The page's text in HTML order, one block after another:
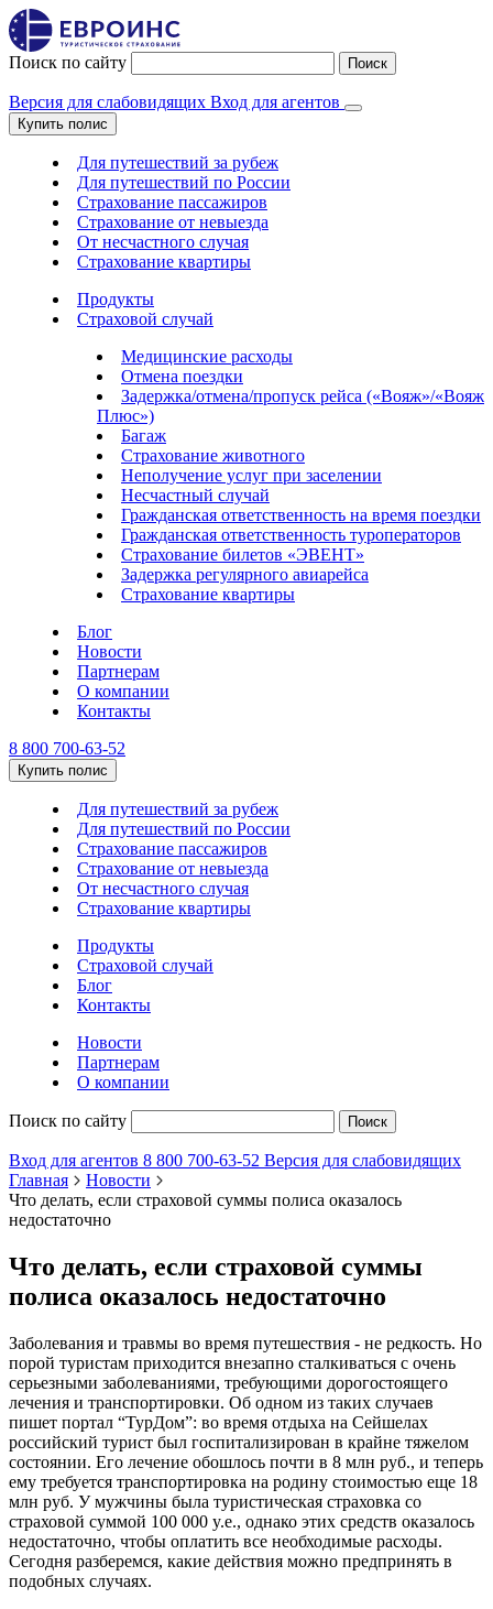
Поиск по сайту Поиск
Версия для слабовидящих Вход для агентов
Купить полис
Для путешествий за рубеж
Для путешествий по России
Страхование пассажиров
Страхование от невыезда
От несчастного случая
Страхование квартиры
Продукты
Страховой случай
Медицинские расходы
Отмена поездки
Задержка/отмена/пропуск рейса («Вояж»/«Вояж
Плюс»)
Багаж
Страхование животного
Неполучение услуг при заселении
Несчастный случай
Гражданская ответственность на время поездки
Гражданская ответственность туроператоров
Страхование билетов «ЭВЕНТ»
Задержка регулярного авиарейса
Страхование квартиры
Блог
Новости
Партнерам
О компании
Контакты
8 800 700-63-52
Купить полис
Для путешествий за рубеж
Для путешествий по России
Страхование пассажиров
Страхование от невыезда
От несчастного случая
Страхование квартиры
Продукты
Страховой случай
Блог
Контакты
Новости
Партнерам
О компании
Поиск по сайту Поиск
Вход для агентов 8 800 700-63-52 Версия для слабовидящих
Главная
Новости
Что делать, если страховой суммы полиса оказалось
недостаточно
Что делать, если страховой суммы
полиса оказалось недостаточно
Заболевания и травмы во время путешествия - не редкость. Но
порой туристам приходится внезапно сталкиваться с очень
серьезными заболеваниями, требующими дорогостоящего
лечения и транспортировки. Об одном из таких случаев
пишет портал “ТурДом”: во время отдыха на Сейшелах
российский турист был госпитализирован в крайне тяжелом
состоянии. Его лечение обошлось почти в 8 млн руб., и теперь
ему требуется транспортировка на родину стоимостью еще 18
млн руб. У мужчины была туристическая страховка со
страховой суммой 100 000 y.e., однако этих средств оказалось
недостаточно, чтобы оплатить все необходимые расходы.
Сегодня разберемся, какие действия можно предпринять в
подобных случаях.